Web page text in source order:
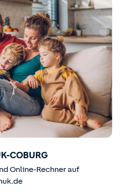
COBURG
Online-Rechner auf